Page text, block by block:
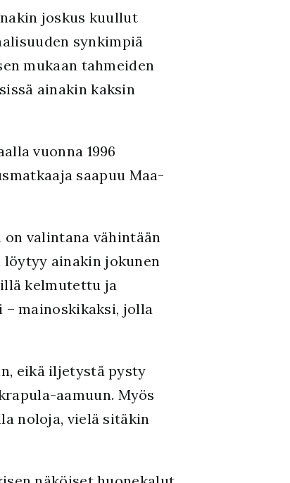
joskus kuullut
synkimpiä
mukaan tahmeiden
ainakin kaksin
vuonna 1996
saapuu Maa-
valintana vähintään
ainakin jokunen
kelmutettu ja
– mainoskikaksi, jolla
eikä iljetystä pysty
aamuun. Myös
noloja, vielä sitäkin